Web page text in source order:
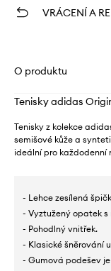
VRÁCENÍ A
O produktu
Tenisky adidas
Tenisky z kolekce
semišové kůže a
ideální pro každodenní
- Lehce zesílená
- Vyztužený opatek
- Pohodlný vnitřek.
- Klasické šněrování
- Gumová podešev